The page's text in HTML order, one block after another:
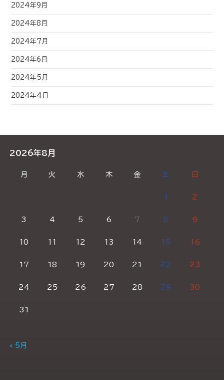
2024年9月
2024年8月
2024年7月
2024年6月
2024年5月
2024年4月
2026年8月
月 火 水 木 金 土 日
1 2
3 4 5 6 7 8 9
10 11 12 13 14 15 16
17 18 19 20 21 22 23
24 25 26 27 28 29 30
31
« 5月